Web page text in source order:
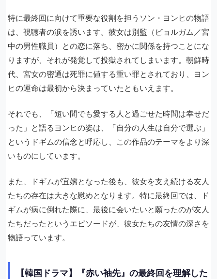
特に最終回に向けて重要な役割を担うソン・ヨンヒの物語
は、視聴者の涙を誘います。彼女は別監（ビョルガム／宮
中の男性職員）との恋に落ち、密かに関係を持つことにな
りますが、それが発覚して投獄されてしまいます。朝鮮時
代、宮女の密通は死罪に値する重い罪とされており、ヨン
ヒの運命は最初から決まっていたともいえます。
それでも、「短い間でも愛する人と過ごせた時間は幸せだ
った」と語るヨンヒの姿は、「自分の人生は自分で選ぶ」
というドギムの信念と呼応し、この作品のテーマをより深
いものにしています。
また、ドギムが宜嬪となった後も、彼女を支え続ける友人
たちの存在は大きな慰めとなります。特に最終回では、ド
ギムが病に倒れた際に、最後に会いたいと願ったのが友人
たちだったというエピソードが、彼女たちの友情の深さを
物語っています。
【韓国ドラマ】『赤い袖先』の最終回を理解した